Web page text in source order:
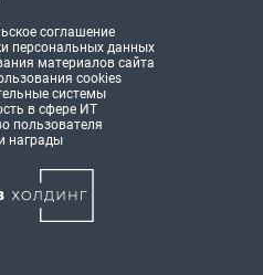
соглашение
персональных данных
материалов сайта
cookies
системы
в сфере ИТ
пользователя
награды